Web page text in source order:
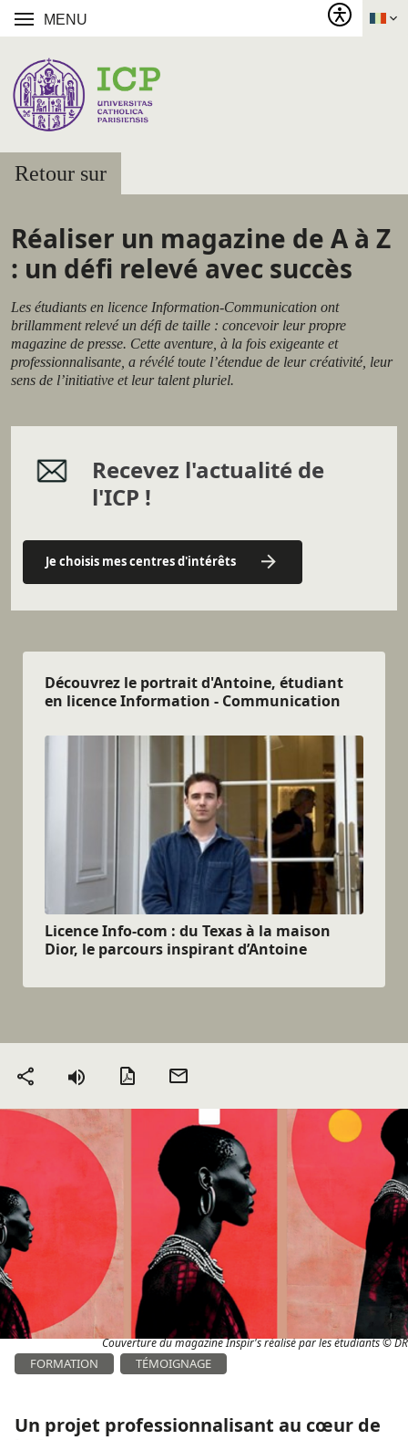
MENU
Retour sur
Réaliser un magazine de A à Z
: un défi relevé avec succès
Les étudiants en licence Information-Communication ont
brillamment relevé un défi de taille : concevoir leur propre
magazine de presse. Cette aventure, à la fois exigeante et
professionnalisante, a révélé toute l’étendue de leur créativité, leur
sens de l’initiative et leur talent pluriel.
Recevez l'actualité de
l'ICP !
Je choisis mes centres d'intérêts
Découvrez le portrait d'Antoine, étudiant
en licence Information - Communication
Licence Info-com : du Texas à la maison
Dior, le parcours inspirant d’Antoine
Partager Version PDF
Couverture du magazine Inspir's réalisé par les étudiants © DR
FORMATION TÉMOIGNAGE
Un projet professionnalisant au cœur de